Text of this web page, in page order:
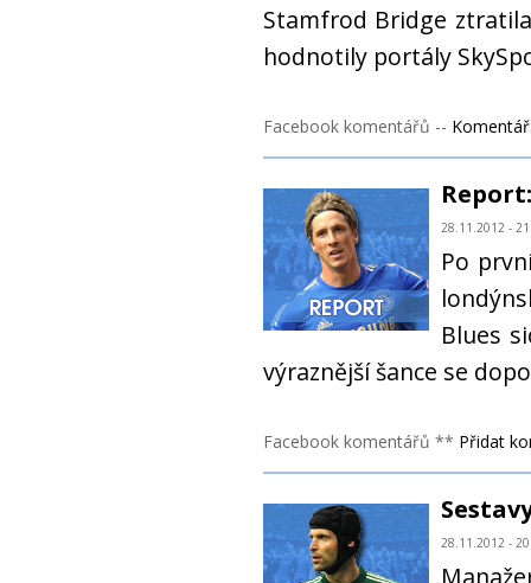
Stamfrod Bridge
hodnotily portály
Facebook komentářů --
28.11.2012 -
Po
Blues
výraznější šance se
Facebook komentářů ** Přidat
28.11.2012 -